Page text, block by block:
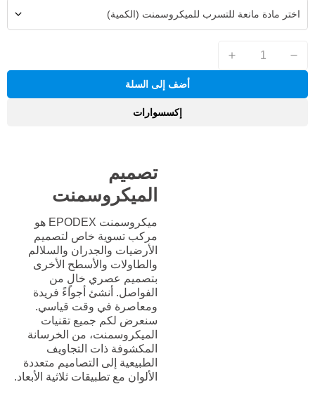
اختر مادة مانعة للتسرب للميكروسمنت (الكمية)
أضف إلى السلة
إكسسوارات
تصميم
الميكروسمنت
ميكروسمنت EPODEX هو
مركب تسوية خاص لتصميم
الأرضيات والجدران والسلالم
والطاولات والأسطح الأخرى
بتصميم عصري خالٍ من
الفواصل. أنشئ أجواءً فريدة
ومعاصرة في وقت قياسي.
سنعرض لكم جميع تقنيات
الميكروسمنت، من الخرسانة
المكشوفة ذات التجاويف
الطبيعية إلى التصاميم متعددة
الألوان مع تطبيقات ثلاثية الأبعاد.